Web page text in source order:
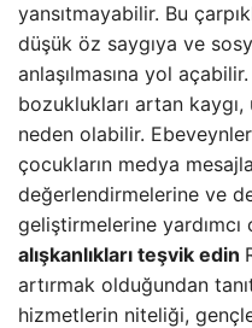
yansıtmayabilir. Bu
düşük öz saygıya ve
anlaşılmasına yol
bozuklukları artan
neden olabilir.
çocukların medya
değerlendirmelerine ve
geliştirmelerine yardımcı
alışkanlıkları teşvik edin
artırmak olduğundan
hizmetlerin niteliği,